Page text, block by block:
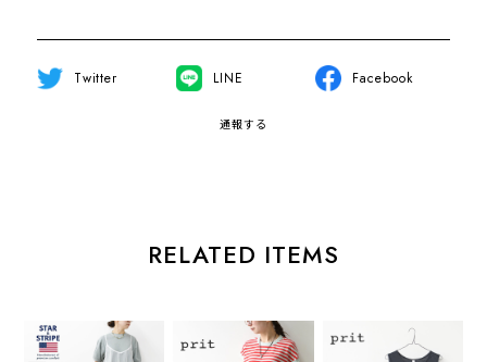
Twitter LINE Facebook
通報する
RELATED ITEMS